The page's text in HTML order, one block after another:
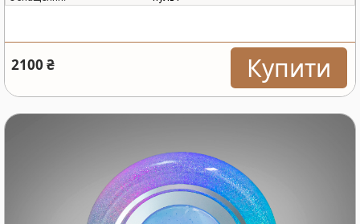
2100 ₴ Купити